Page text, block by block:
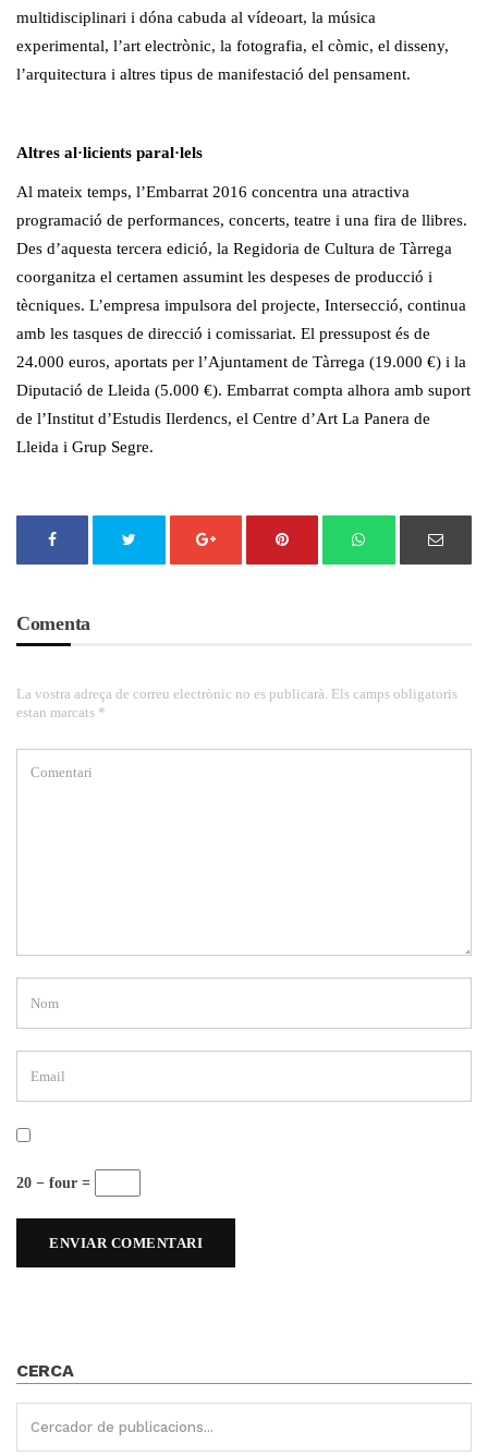
multidisciplinari i dóna cabuda al vídeoart, la música
experimental, l’art electrònic, la fotografia, el còmic, el disseny,
l’arquitectura i altres tipus de manifestació del pensament.
Altres al·licients paral·lels
Al mateix temps, l’Embarrat 2016 concentra una atractiva
programació de performances, concerts, teatre i una fira de llibres.
Des d’aquesta tercera edició, la Regidoria de Cultura de Tàrrega
coorganitza el certamen assumint les despeses de producció i
tècniques. L’empresa impulsora del projecte, Intersecció, continua
amb les tasques de direcció i comissariat. El pressupost és de
24.000 euros, aportats per l’Ajuntament de Tàrrega (19.000 €) i la
Diputació de Lleida (5.000 €). Embarrat compta alhora amb suport
de l’Institut d’Estudis Ilerdencs, el Centre d’Art La Panera de
Lleida i Grup Segre.
Comenta
La vostra adreça de correu electrònic no es publicarà. Els camps obligatoris
estan marcats *
20 − four =
CERCA